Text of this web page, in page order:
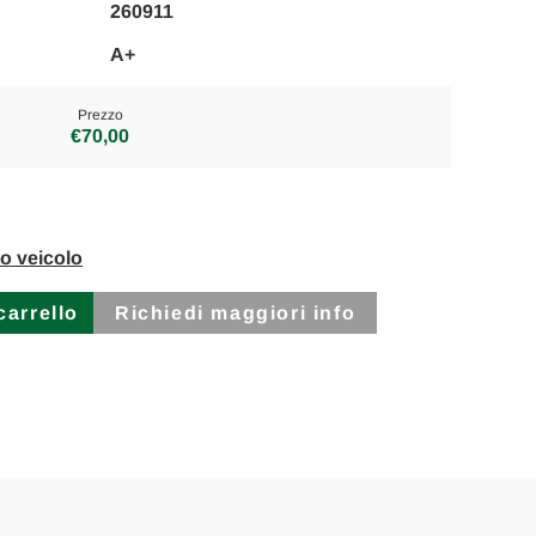
A+
260911
Prezzo
€70,00
veicolo
Richiedi maggiori info